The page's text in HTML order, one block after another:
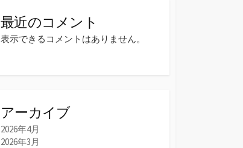
最近のコメント
表示できるコメントはありません。
アーカイブ
2026年4月
2026年3月